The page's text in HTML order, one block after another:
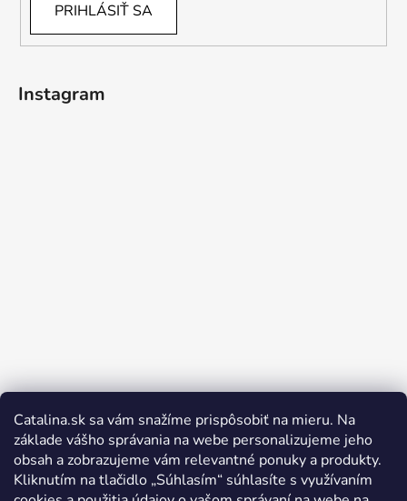
Catalina.sk sa vám snažíme prispôsobiť na mieru. Na
základe vášho správania na webe personalizujeme jeho
obsah a zobrazujeme vám relevantné ponuky a produkty.
Kliknutím na tlačidlo „Súhlasím“ súhlasíte s využívaním
PRIHLÁSIŤ SA
Instagram
Sledovať na Instagrame